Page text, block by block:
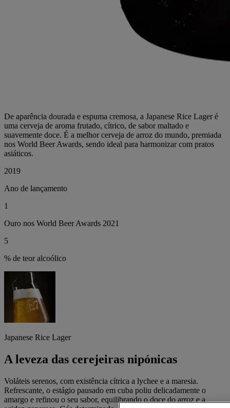
De aparência dourada e espuma cremosa, a Japanese Rice Lager é
uma cerveja de aroma frutado, cítrico, de sabor maltado e
suavemente doce. É a melhor cerveja de arroz do mundo, premiada
nos World Beer Awards, sendo ideal para harmonizar com pratos
asiáticos.
2019
Ano de lançamento
1
Ouro nos World Beer Awards 2021
5
% de teor alcoólico
Japanese Rice Lager
A leveza das cerejeiras nipónicas
Voláteis serenos, com existência cítrica a lychee e a maresia.
Refrescante, o estágio pausado em cuba poliu delicadamente o
amargo e refinou o seu sabor, equilibrando o doce do arroz e a